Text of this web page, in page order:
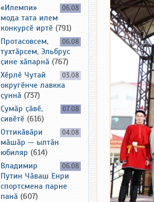
06.08
«Илемпи»
мода тата илем
конкурсӗ иртӗ (791)
06.08
Протасовсем,
тухтӑрсем, Эльбрус
ҫине хӑпарнӑ (767)
03.08
Хӗрлӗ Чутай
округӗнче лавкка
ҫуннӑ (737)
07.08
Ҫумӑр ҫӑвӗ,
сивӗтӗ (616)
04.08
Оттикӑвӑри
мӑшӑр — ылтӑн
юбиляр (614)
06.08
Владимир
Путин Чӑваш Енри
спортсмена парне
панӑ (607)